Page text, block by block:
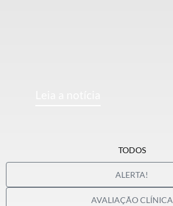
ALERTA!
AVALIAÇÃO CLÍNICA
TODOS